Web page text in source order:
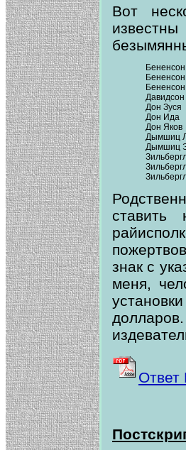
Вот
Дон Зуся
Дон Ида
Дон Яков
Дымшиц
Дымшиц
знак с
меня,
Ответ